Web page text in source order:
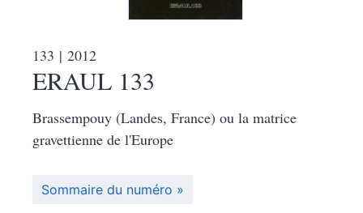
133 | 2012
ERAUL 133
Brassempouy (Landes, France) ou la matrice
gravettienne de l'Europe
Sommaire du numéro